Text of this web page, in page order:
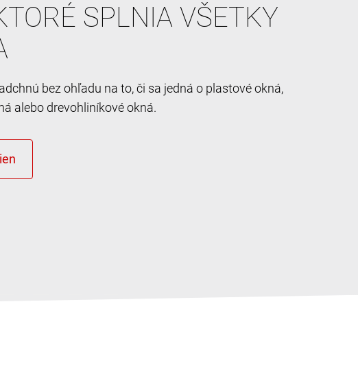
SPLNIA VŠETKY
bez ohľadu na to, či sa jedná o plastové okná,
alebo drevohliníkové okná.